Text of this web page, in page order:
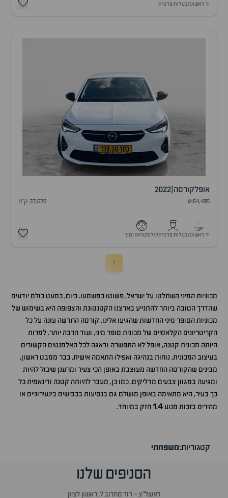
יד ראשונהבעלות פרטית
אופלקורסה 2022
₪64,495 37,670 ק"מ
1
יד ראשונהבעלות פרטיתקילומטראז נמוך
1
מכוניות המיני השתלטו על ישראל, פשוטו כמשמעו. כיום, כמעט כולם יודעים
שהדרך הטובה ביותר להתנייע בארצנו הקטנטונת והצפופה היא בשימוש של
מכוניות הסופר מיני החדשות שהגיעו אלינו. קורסה החדשה עונה על כל
הקריטריונים הקלאסיים של מכונית סופר מיני, ועוד הרבה יותר. למרות
היותה מכונית קטנה, אופל לא התפשרה ודאגה לכל האלמנטים הקשורים
בעיצוב המכונית, נוחות בנהיגה ואפילו התאמה אישית. כבר ממבט ראשון,
מבינים שהקורסה החדשה מעוצבת באופן הכי צעיר ומרענן שיכול להיות
ומגיעה במגוון צבעים מדליקים. כמו כן, מעבר להיותה קטנה ודינאמית כל
כך בעיר, היא מתאימה באופן מושלם גם בנסיעות בכבישים בינעירוניים או
מהירים בזכות מנוע
1.4 חזק במיוחד.
קטגוריות:משפחתי
הסניפים שלנו
ראשל״צ - דוד סחרוב 7, ראשון לציון